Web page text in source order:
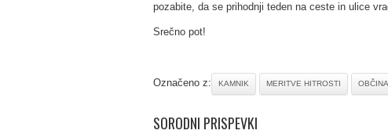
pozabite, da se prihodnji teden na ceste in ulice
Srečno pot!
Označeno z: KAMNIK MERITVE HITROSTI
SORODNI PRISPEVKI